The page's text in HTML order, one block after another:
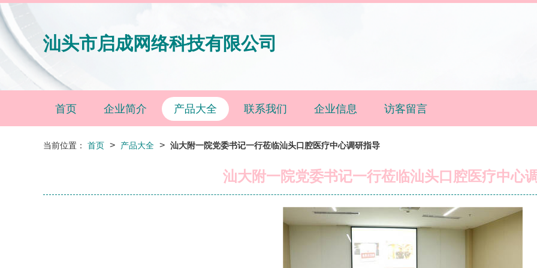
汕头市启成网络科技有限公司
首页 企业简介 产品大全 联系我们 企业信息 访客留言
当前位置： 首页 > 产品大全 > 汕大附一院党委书记一行莅临汕头口腔医疗中心调研指导
汕大附一院党委书记一行莅临汕头口腔医疗中心